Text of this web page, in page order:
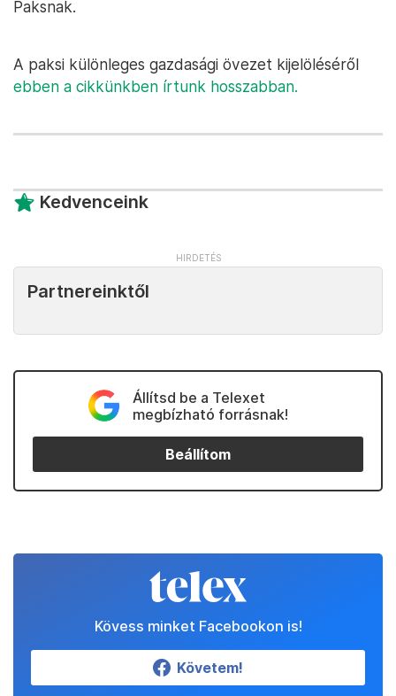
Paksnak.
A paksi különleges gazdasági övezet kijelöléséről
ebben a cikkünkben írtunk hosszabban.
Kedvenceink
Partnereinktől
Állítsd be a Telexet
megbízható forrásnak!
Beállítom
Kövess minket Facebookon is!
Követem!